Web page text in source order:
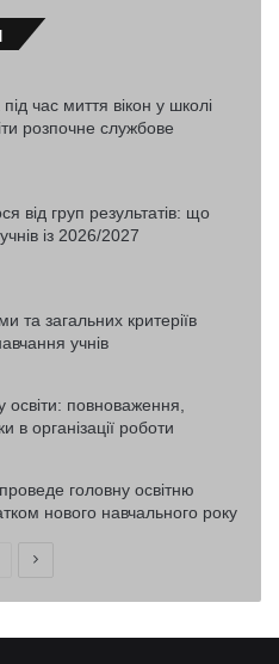
час миття вікон у школі
розпочне службове
від груп результатів: що
із 2026/2027
та загальних критеріїв
учнів
освіти: повноваження,
в організації роботи
головну освітню
нового навчального року
ПопередняНаступна